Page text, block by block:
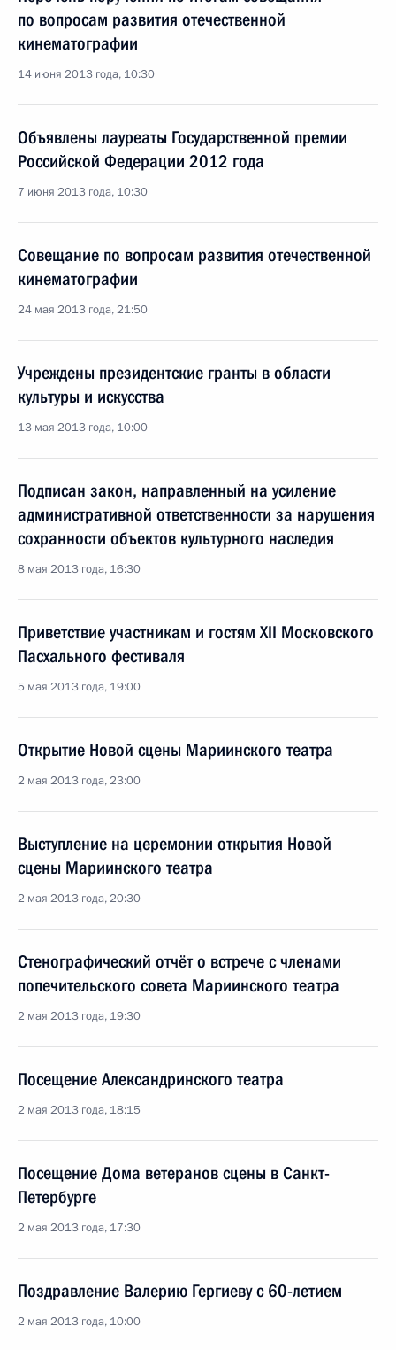
по вопросам развития отечественной
кинематографии
14 июня 2013 года, 10:30
Объявлены лауреаты Государственной премии
Российской Федерации 2012 года
7 июня 2013 года, 10:30
Совещание по вопросам развития отечественной
кинематографии
24 мая 2013 года, 21:50
Учреждены президентские гранты в области
культуры и искусства
13 мая 2013 года, 10:00
Подписан закон, направленный на усиление
административной ответственности за нарушения
сохранности объектов культурного наследия
8 мая 2013 года, 16:30
Приветствие участникам и гостям XII Московского
Пасхального фестиваля
5 мая 2013 года, 19:00
Открытие Новой сцены Мариинского театра
2 мая 2013 года, 23:00
Выступление на церемонии открытия Новой
сцены Мариинского театра
2 мая 2013 года, 20:30
Стенографический отчёт о встрече с членами
попечительского совета Мариинского театра
2 мая 2013 года, 19:30
Посещение Александринского театра
2 мая 2013 года, 18:15
Посещение Дома ветеранов сцены в Санкт-
Петербурге
2 мая 2013 года, 17:30
Поздравление Валерию Гергиеву с 60-летием
2 мая 2013 года, 10:00